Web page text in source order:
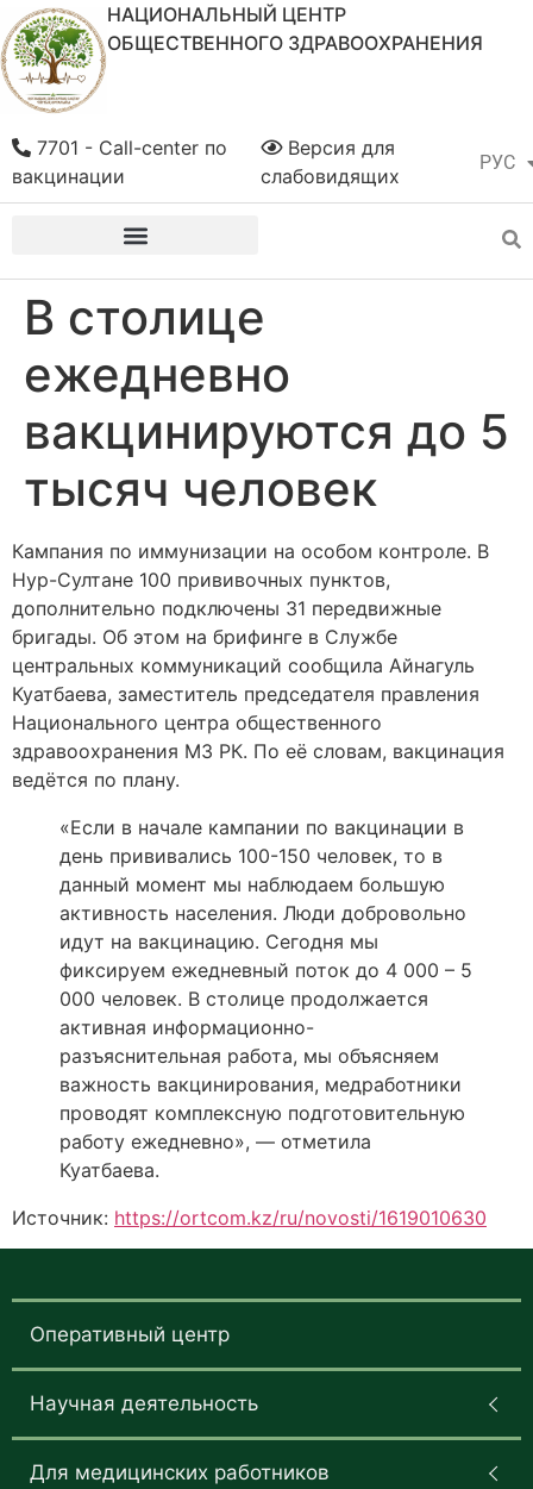
НАЦИОНАЛЬНЫЙ ЦЕНТР
ОБЩЕСТВЕННОГО ЗДРАВООХРАНЕНИЯ
РУС
ҚАЗ
Версия для
слабовидящих
7701 - Call-center по
вакцинации
В столице
ежедневно
вакцинируются до 5
тысяч человек
Кампания по иммунизации на особом контроле. В
Нур-Султане 100 прививочных пунктов,
дополнительно подключены 31 передвижные
бригады. Об этом на брифинге в Службе
центральных коммуникаций сообщила Айнагуль
Куатбаева, заместитель председателя правления
Национального центра общественного
здравоохранения МЗ РК. По её словам, вакцинация
ведётся по плану.
«Если в начале кампании по вакцинации в
день прививались 100-150 человек, то в
данный момент мы наблюдаем большую
активность населения. Люди добровольно
идут на вакцинацию. Сегодня мы
фиксируем ежедневный поток до 4 000 – 5
000 человек. В столице продолжается
активная информационно-
разъяснительная работа, мы объясняем
важность вакцинирования, медработники
проводят комплексную подготовительную
работу ежедневно», — отметила
Куатбаева.
Источник: https://ortcom.kz/ru/novosti/1619010630
Оперативный центр
Научная деятельность
Для медицинских работников